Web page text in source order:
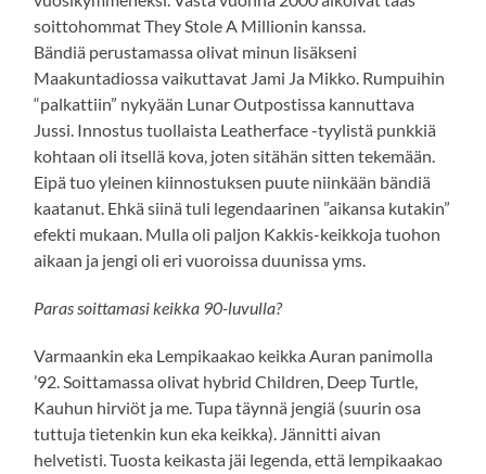
soittohommat They Stole A Millionin kanssa.
Bändiä perustamassa olivat minun lisäkseni
Maakuntadiossa vaikuttavat Jami Ja Mikko. Rumpuihin
“palkattiin” nykyään Lunar Outpostissa kannuttava
Jussi. Innostus tuollaista Leatherface -tyylistä punkkiä
kohtaan oli itsellä kova, joten sitähän sitten tekemään.
Eipä tuo yleinen kiinnostuksen puute niinkään bändiä
kaatanut. Ehkä siinä tuli legendaarinen ”aikansa kutakin”
efekti mukaan. Mulla oli paljon Kakkis-keikkoja tuohon
aikaan ja jengi oli eri vuoroissa duunissa yms.
Paras soittamasi keikka 90-luvulla?
Varmaankin eka Lempikaakao keikka Auran panimolla
’92. Soittamassa olivat hybrid Children, Deep Turtle,
Kauhun hirviöt ja me. Tupa täynnä jengiä (suurin osa
tuttuja tietenkin kun eka keikka). Jännitti aivan
helvetisti. Tuosta keikasta jäi legenda, että lempikaakao